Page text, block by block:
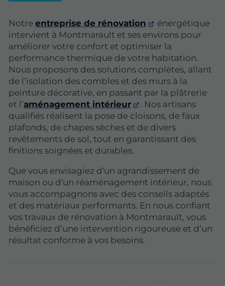
Notre entreprise de rénovation
énergétique
intervient à Montmarault et ses environs pour
améliorer votre confort et optimiser la
performance thermique de votre habitation.
Nous proposons des solutions complètes, allant
de l’isolation des combles et des murs à la
peinture décorative, en passant par la plâtrerie
et l’aménagement intérieur
. Nos artisans
qualifiés réalisent la pose de cloisons, de faux
plafonds, de chapes sèches et de divers
revêtements de sol, tout en garantissant des
finitions soignées et durables.
Que vous envisagiez d'un agrandissement de
maison ou d'un réaménagement intérieur, nous
vous accompagnons avec des conseils adaptés
et des matériaux performants. En nous confiant
vos travaux de rénovation à Montmarault, vous
bénéficiez d’une intervention rigoureuse et d’un
résultat conforme à vos besoins.